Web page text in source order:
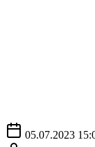
05.07.2023